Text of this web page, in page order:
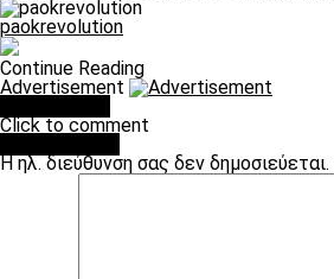
paokrevolution
Continue Reading
Advertisement
Click to comment
Η ηλ. διεύθυνση σας δεν δημοσιεύεται.